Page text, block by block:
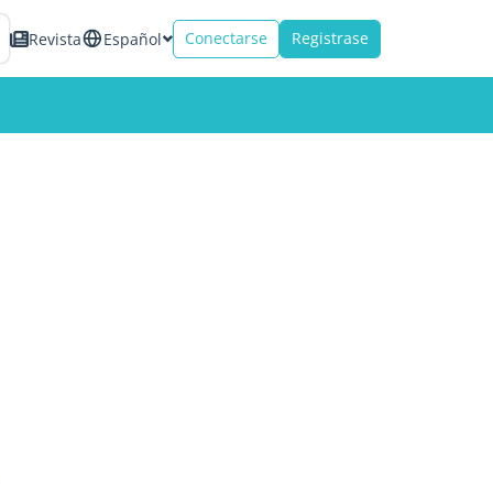
Revista Español Conectarse Registrase